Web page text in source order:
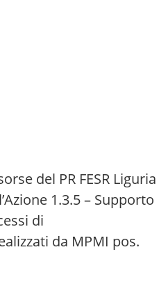
del PR FESR Liguria
1.3.5 – Supporto
di
da MPMI pos.